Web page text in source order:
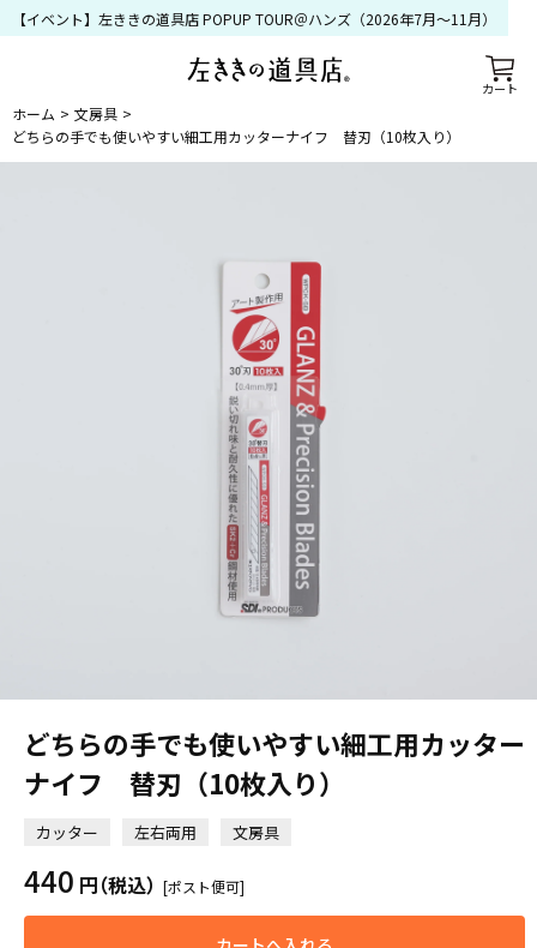
カート
【イベント】左ききの道具店 POPUP TOUR＠ハンズ（2026年7月〜11月）
ホーム
文房具
どちらの手でも使いやすい細工用カッターナイフ 替刃（10枚入り）
どちらの手でも使いやすい細工用カッター
ナイフ 替刃（10枚入り）
カッター 左右両用 文房具
440 円（税込）[ポスト便可]